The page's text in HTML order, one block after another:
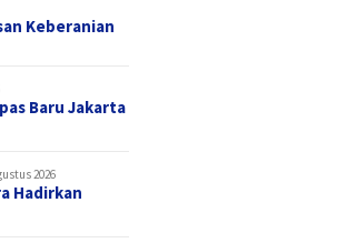
Keberanian
Baru Jakarta
2026
Hadirkan